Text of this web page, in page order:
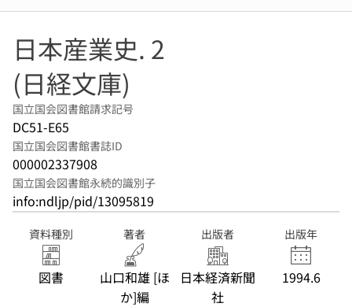
日本産業史. 2
(日経文庫)
国立国会図書館請求記号
DC51-E65
国立国会図書館書誌ID
000002337908
国立国会図書館永続的識別子
info:ndljp/pid/13095819
資料種別
図書
著者
山口和雄 [ほ
か]編
出版者
日本経済新聞
社
出版年
1994.6